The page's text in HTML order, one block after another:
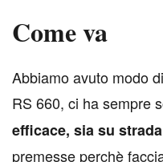
Come va
Abbiamo avuto modo
RS 660, ci ha sempre
efficace, sia su
premesse perchè